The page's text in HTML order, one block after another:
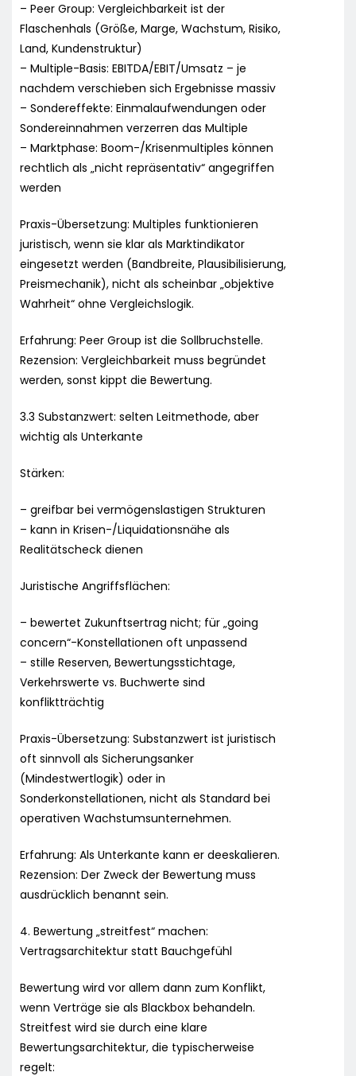
– Peer Group: Vergleichbarkeit ist der
Flaschenhals (Größe, Marge, Wachstum, Risiko,
Land, Kundenstruktur)
– Multiple-Basis: EBITDA/EBIT/Umsatz – je
nachdem verschieben sich Ergebnisse massiv
– Sondereffekte: Einmalaufwendungen oder
Sondereinnahmen verzerren das Multiple
– Marktphase: Boom-/Krisenmultiples können
rechtlich als „nicht repräsentativ“ angegriffen
werden
Praxis-Übersetzung: Multiples funktionieren
juristisch, wenn sie klar als Marktindikator
eingesetzt werden (Bandbreite, Plausibilisierung,
Preismechanik), nicht als scheinbar „objektive
Wahrheit“ ohne Vergleichslogik.
Erfahrung: Peer Group ist die Sollbruchstelle.
Rezension: Vergleichbarkeit muss begründet
werden, sonst kippt die Bewertung.
3.3 Substanzwert: selten Leitmethode, aber
wichtig als Unterkante
Stärken:
– greifbar bei vermögenslastigen Strukturen
– kann in Krisen-/Liquidationsnähe als
Realitätscheck dienen
Juristische Angriffsflächen:
– bewertet Zukunftsertrag nicht; für „going
concern“-Konstellationen oft unpassend
– stille Reserven, Bewertungsstichtage,
Verkehrswerte vs. Buchwerte sind
konfliktträchtig
Praxis-Übersetzung: Substanzwert ist juristisch
oft sinnvoll als Sicherungsanker
(Mindestwertlogik) oder in
Sonderkonstellationen, nicht als Standard bei
operativen Wachstumsunternehmen.
Erfahrung: Als Unterkante kann er deeskalieren.
Rezension: Der Zweck der Bewertung muss
ausdrücklich benannt sein.
4. Bewertung „streitfest“ machen:
Vertragsarchitektur statt Bauchgefühl
Bewertung wird vor allem dann zum Konflikt,
wenn Verträge sie als Blackbox behandeln.
Streitfest wird sie durch eine klare
Bewertungsarchitektur, die typischerweise
regelt: